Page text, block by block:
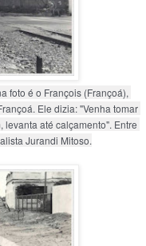
foto é o François (Françoá),
Ele dizia: "Venha tomar
até calçamento". Entre
Jurandi Mitoso.